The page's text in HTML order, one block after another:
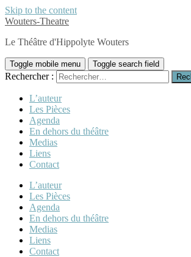
Skip to the content
Wouters-Theatre
Le Théâtre d'Hippolyte Wouters
Toggle mobile menu Toggle search field
Rechercher :
L’auteur
Les Pièces
Agenda
En dehors du théâtre
Medias
Liens
Contact
L’auteur
Les Pièces
Agenda
En dehors du théâtre
Medias
Liens
Contact